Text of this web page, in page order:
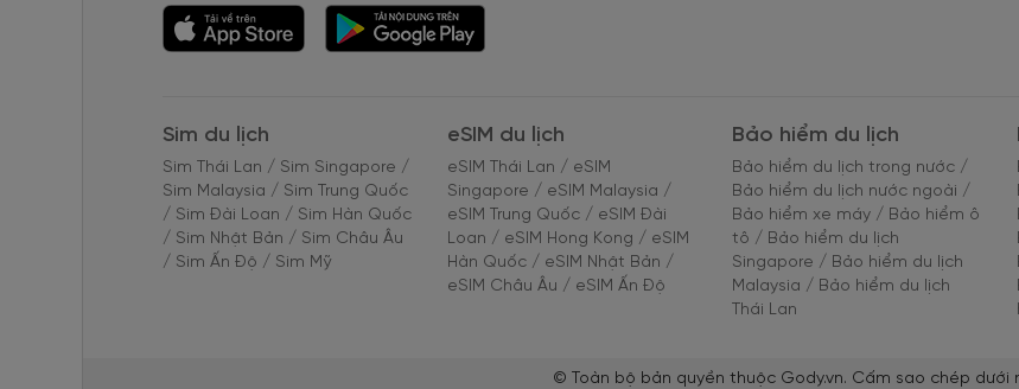
Tải ứng dụng Tải ứng dụng
Sim du lịch
Sim Thái Lan / Sim Singapore /
Sim Malaysia / Sim Trung Quốc
/ Sim Đài Loan / Sim Hàn Quốc
/ Sim Nhật Bản / Sim Châu Âu
/ Sim Ấn Độ / Sim Mỹ
eSIM du lịch
eSIM Thái Lan / eSIM
Singapore / eSIM Malaysia /
eSIM Trung Quốc / eSIM Đài
Loan / eSIM Hong Kong / eSIM
Hàn Quốc / eSIM Nhật Bản /
eSIM Châu Âu / eSIM Ấn Độ
Bảo hiểm du lịch
Bảo hiểm du lịch trong nước /
Bảo hiểm du lịch nước ngoài /
Bảo hiểm xe máy / Bảo hiểm ô
tô / Bảo hiểm du lịch
Singapore / Bảo hiểm du lịch
Malaysia / Bảo hiểm du lịch
Thái Lan
© Toàn bộ bản quyền thuộc Gody.vn. Cấm sao chép dưới